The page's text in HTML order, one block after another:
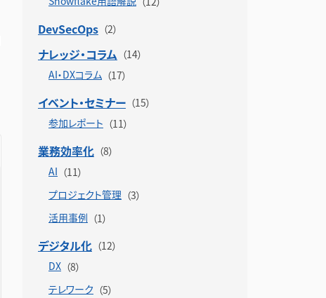
DevSecOps
ナレッジ・コラム
AI・DXコラム
イベント・セミナー
参加レポート
業務効率化
AI
プロジェクト管理
活用事例
デジタル化
DX
テレワーク